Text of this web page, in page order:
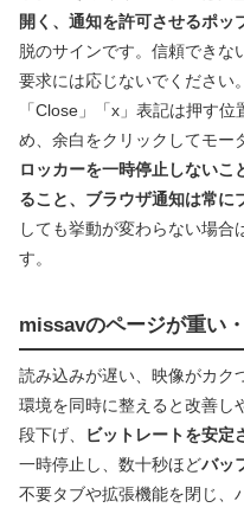
開く、通知を許可させるポッ
脱のサインです。信頼できな
要求には応じないでください
「Close」「x」表記は押す
め、余白をクリックしてモー
ロッカーを一時停止しないこ
ること、ブラウザ通知は常に
しても挙動が変わらない場合
す。
missavのページが重い
読み込みが遅い、映像がカク
環境を同時に整えると改善し
段下げ、
ビットレートを安定
一時停止し、数十秒ほどバッ
不要タブや拡張機能を閉じ、